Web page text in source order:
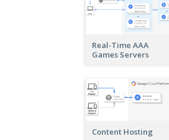
Real-Time AAA
Games Servers
Content Hosting